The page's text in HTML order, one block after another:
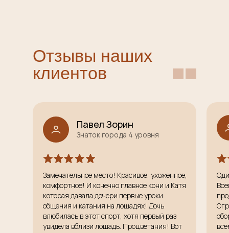
Отзывы наших
клиентов
Павел Зорин
Знаток города 4 уровня
Замечательное место! Красивое, ухоженное,
комфортное! И конечно главное кони и Катя
которая давала дочери первые уроки
общения и катания на лошадях! Дочь
влюбилась в этот спорт, хотя первый раз
увидела вблизи лошадь. Процветания! Вот